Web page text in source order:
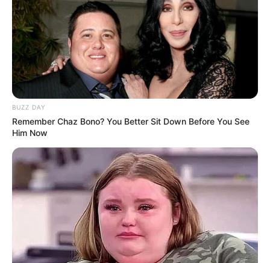
RAVEMANIA // SUMMER CLOSING bringt am
Samstag, 5. September 2026, eine lange Techno-
Nacht in den KULTURSCHLACHTHOF Düsseldorf.
Von 23:00 bis 06:00 Uhr stehen elektronische
Musik, Licht und die RAVEMANIA-Community im
Mittelpunkt. Das Line-up wird im späteren Verlauf
bekannt gegebe...mehr
Stadt/Ort: Düsseldorf
Beginn: 05.09.2026 23:00 Uhr
Ende: 06.09.2026 06:00 Uhr
Eintrittspreis: 15–28 EUR, kein Mindestverzehr
Weitere Informationen:ravemania.de/events/ravema
n...
Soirée Décadence - die exklusive Burlesque-
Show in Düsseldorf
BUZZ DAY
Remember Chaz Bono? You Better Sit Down Before You See
Him Now